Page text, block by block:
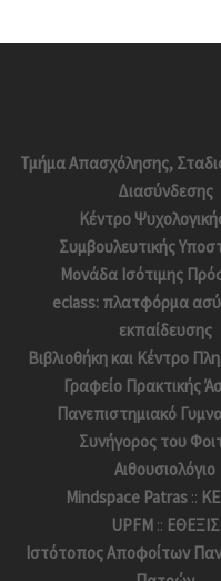
Τμήμα Απασχόλησης,
Διασύνδεσης
Κέντρο
Συμβουλευτικής
Μονάδα Ισότιμης
eclass: πλατφόρμα
εκπαίδευσης
Βιβλιοθήκη και Κέντρο
Γραφείο Πρακτικής
Πανεπιστημιακό
Συνήγορος του
Αιθουσιολόγιο
Mindspace Patras::
UPFM :: ΕΘΕΞΙΣ
Ιστότοπος Αποφoίτων